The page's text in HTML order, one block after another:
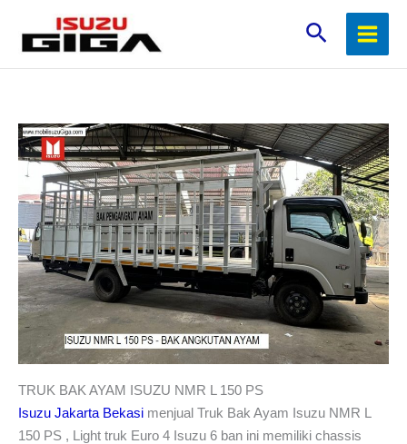
konten
Cari
TRUK BAK AYAM ISUZU NMR L 150 PS
Isuzu Jakarta Bekasi menjual Truk Bak Ayam Isuzu NMR L
150 PS , Light truk Euro 4 Isuzu 6 ban ini memiliki chassis